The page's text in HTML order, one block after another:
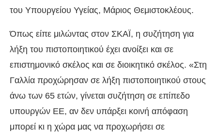
του Υπουργείου Υγείας, Μάριος Θεμιστοκλέους.
Όπως είπε μιλώντας στον ΣΚΑΪ, η συζήτηση για
λήξη του πιστοποιητικού έχει ανοίξει και σε
επιστημονικό σκέλος και σε διοικητικό σκέλος. «Στη
Γαλλία προχώρησαν σε λήξη πιστοποιητικού στους
άνω των 65 ετών, γίνεται συζήτηση σε επίπεδο
υπουργών ΕΕ, αν δεν υπάρξει κοινή απόφαση
μπορεί κι η χώρα μας να προχωρήσει σε